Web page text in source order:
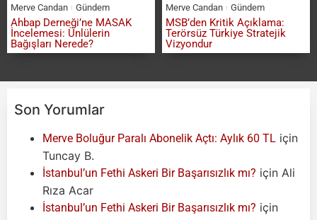
Merve Candan Gündem
Ahbap Derneği’ne MASAK
İncelemesi: Ünlülerin
Bağışları Nerede?
Merve Candan Gündem
MSB’den Kritik Açıklama:
Terörsüz Türkiye Stratejik
Vizyondur
Son Yorumlar
Merve Boluğur Paralı Abonelik Açtı: Aylık 60 TL için
Tuncay B.
İstanbul’un Fethi Askeri Bir Başarısızlık mı? için Ali
Rıza Acar
İstanbul’un Fethi Askeri Bir Başarısızlık mı? için